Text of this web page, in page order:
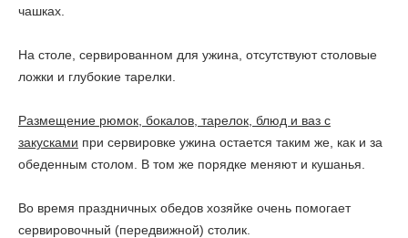
чашках.
На столе, сервированном для ужина, отсутствуют столовые
ложки и глубокие тарелки.
Размещение рюмок, бокалов, тарелок, блюд и ваз с
закусками при сервировке ужина остается таким же, как и за
обеденным столом. В том же порядке меняют и кушанья.
Во время праздничных обедов хозяйке очень помогает
сервировочный (передвижной) столик.